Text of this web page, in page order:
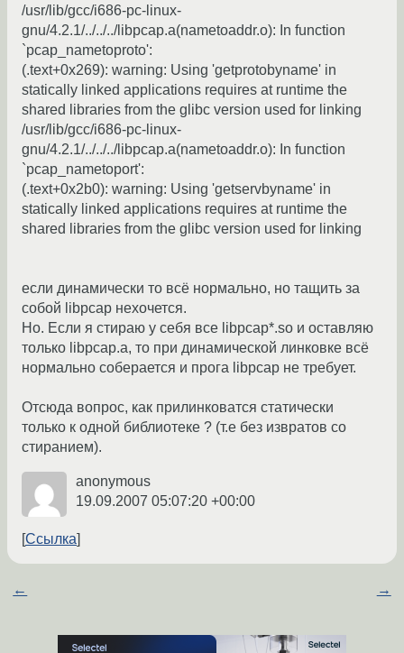
/usr/lib/gcc/i686-pc-linux-
gnu/4.2.1/../../../libpcap.a(nametoaddr.o): In function
`pcap_nametoproto':
(.text+0x269): warning: Using 'getprotobyname' in
statically linked applications requires at runtime the
shared libraries from the glibc version used for linking
/usr/lib/gcc/i686-pc-linux-
gnu/4.2.1/../../../libpcap.a(nametoaddr.o): In function
`pcap_nametoport':
(.text+0x2b0): warning: Using 'getservbyname' in
statically linked applications requires at runtime the
shared libraries from the glibc version used for linking
если динамически то всё нормально, но тащить за
собой libpcap нехочется.
Но. Если я стираю у себя все libpcap*.so и оставляю
только libpcap.a, то при динамической линковке всё
нормально соберается и прога libpcap не требует.
Отсюда вопрос, как прилинковатся статически
только к одной библиотеке ? (т.е без извратов со
стиранием).
anonymous
19.09.2007 05:07:20 +00:00
Ссылка
← →